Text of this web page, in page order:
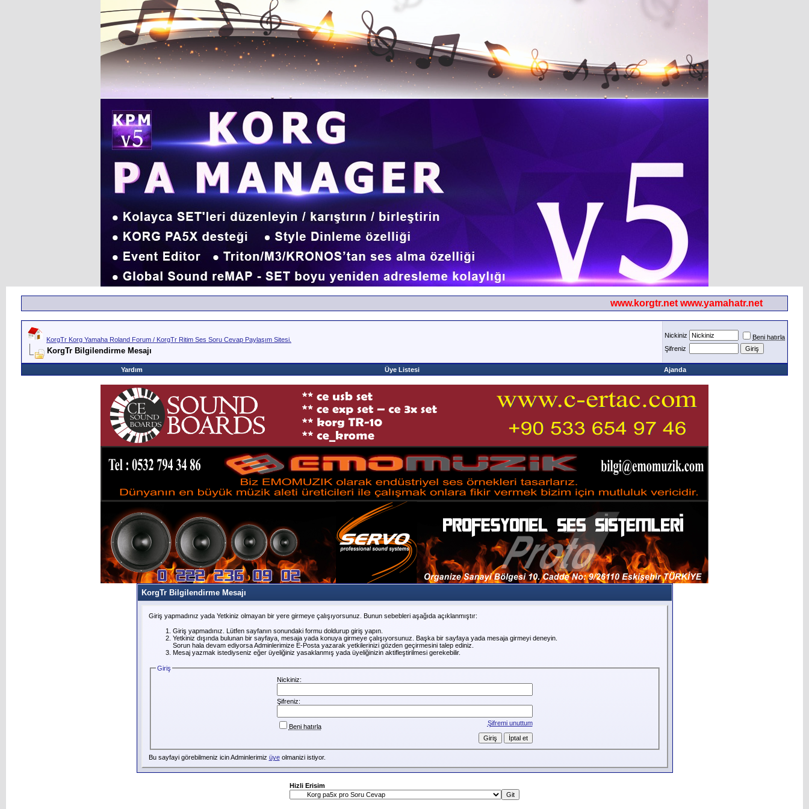
www.korgtr.net www.yamahatr.net
KorgTr Korg Yamaha Roland Forum / KorgTr Ritim Ses Soru Cevap Paylaşım Sitesi.
KorgTr Bilgilendirme Mesajı
Nickiniz
Beni hatırla
Şifreniz
Yardım Üye Listesi Ajanda
KorgTr Bilgilendirme Mesajı
Giriş yapmadınız yada Yetkiniz olmayan bir yere girmeye çalışıyorsunuz. Bunun sebebleri aşağıda açıklanmıştır:
Giriş yapmadınız. Lütfen sayfanın sonundaki formu doldurup giriş yapın.
Yetkiniz dışında bulunan bir sayfaya, mesaja yada konuya girmeye çalışıyorsunuz. Başka bir sayfaya yada mesaja girmeyi deneyin.
Sorun hala devam ediyorsa Adminlerimize E-Posta yazarak yetkilerinizi gözden geçirmesini talep ediniz.
Mesaj yazmak istediyseniz eğer üyeliğiniz yasaklanmış yada üyeliğinizin aktifleştirilmesi gerekebilir.
Giriş
Nickiniz:
Şifreniz:
Şifremi unuttum
Beni hatırla
Bu sayfayi görebilmeniz icin Adminlerimiz üyeolmanizi istiyor.
Hizli Erisim